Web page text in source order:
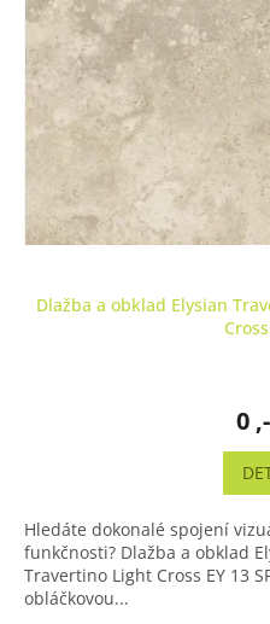
Dlažba a obklad Elysian
0 ,-
Hledáte dokonalé spojení
funkčnosti? Dlažba a obklad
Travertino Light Cross EY 13
obláčkovou...